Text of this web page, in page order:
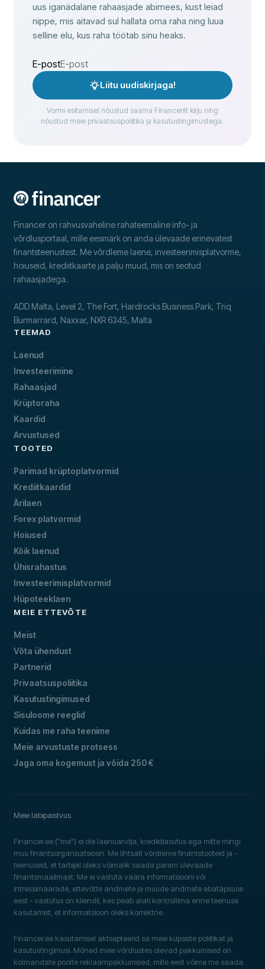
uus iganädalane rahaasjade abimees, kust leiad
nippe, mis aitavad sul hallata oma raha ning luua
selline elu, kus raha töötab sinu heaks.
E-post
Liitu uudiskirjaga!
Vormi esitamisel nõustud saama Financerilt kirju ning
nõustud meie privaatsuspoliitika ja kasutustingimustega.
Financer on rahvusvaheline rahateemaline info- ja
võrdlusportaal, mille eesmärk on anda ülevaade erinevatest
finantsteenustest. Me võrdleme laene, investeerimisplatvorme,
hoiuseid, krediitkaarte ja palju muud, mis on seotud
rahaasjadega.
ADD Malta, Level 2, The Fort, Hardrocks Business Park, Triq
Burmarrard, Naxxar, NXR 6345, Malta
TEEMAD
Laenud
Investeerimine
Rahaasjad
Krüptoraha
Kaardid
Arvustused
TOOTED
Parimad krüptoplatvormid
Krediitkaardid
Ärilaen
Forex platvormid
Hoiused
Kõik laenud
Ühisrahastus
Investeerimisplatvormid
Hüpoteeklaen
MEIE ETTEVÕTE
Meist
Võta ühendust
Partnerid
Privaatsuspoliitika
Kasutustingimused
Sisuloome reeglid
Kuidas me raha teenime
Meie arvustuste protsess
Jaga oma kogemust ja võida 250 €
Meie läbipaistvus
Financer.ee ("me") ei ole laenuandja, krediidiasutus ega mitte mingi
muu finantsorganisatsioon. Me lihtsalt võrdleme finantstooteid ja -
teenuseid, et tarbijal oleks võimalik saada parem ülevaade
finantsmaailmast. Me ei vastuta väära informatsiooni või
intressimäärade, ettevõtte andmete ja muude andmete ebatäpsuse
eest - vastutus on kliendil, kes peab alati kontrollima enne teenuse
kasutamist, et informatsioon oleks korrektne.
Financer.ee kasutamisel aktsepteerid sa meie küpsiste poliitikat ja
kasutustingimusi. Mõned meie võrdlustes olevad pakkumised on
kolmandate poolte reklaampakkumised, mille eest võime me saada